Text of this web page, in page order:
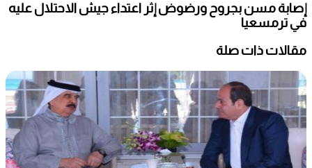
إصابة مسن بجروح ورضوض إثر اعتداء جيش الاحتلال عليه
في ترمسعيا
مقالات ذات صلة